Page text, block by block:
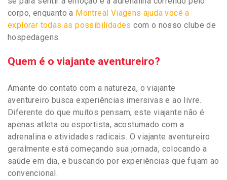
corpo, enquanto a Montreal Viagens ajuda você a
explorar todas as possibilidades com o nosso clube de
hospedagens.
Quem é o viajante aventureiro?
Amante do contato com a natureza, o viajante
aventureiro busca experiências imersivas e ao livre.
Diferente do que muitos pensam, este viajante não é
apenas atleta ou esportista, acostumado com a
adrenalina e atividades radicais. O viajante aventureiro
geralmente está começando sua jornada, colocando a
saúde em dia, e buscando por experiências que fujam ao
convencional.